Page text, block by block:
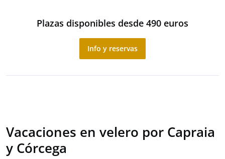
Plazas disponibles desde 490 euros
Info y reservas
Vacaciones en velero por Capraia
y Córcega